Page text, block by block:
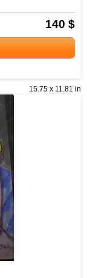
140 $
15.75 x 11.81 in